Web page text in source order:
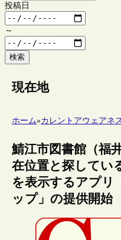
投稿日
～
検索
現在地
ホーム»カレントアウェアネ
鯖江市図書館（福
在位置と探してい
を表示するアプリ
ップ」の提供開始